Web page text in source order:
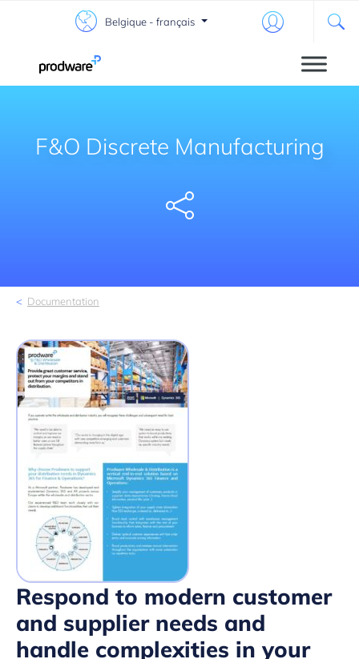
Belgique - français
F&O Discrete Manufacturing
Documentation
Respond to modern customer
and supplier needs and
handle complexities in your